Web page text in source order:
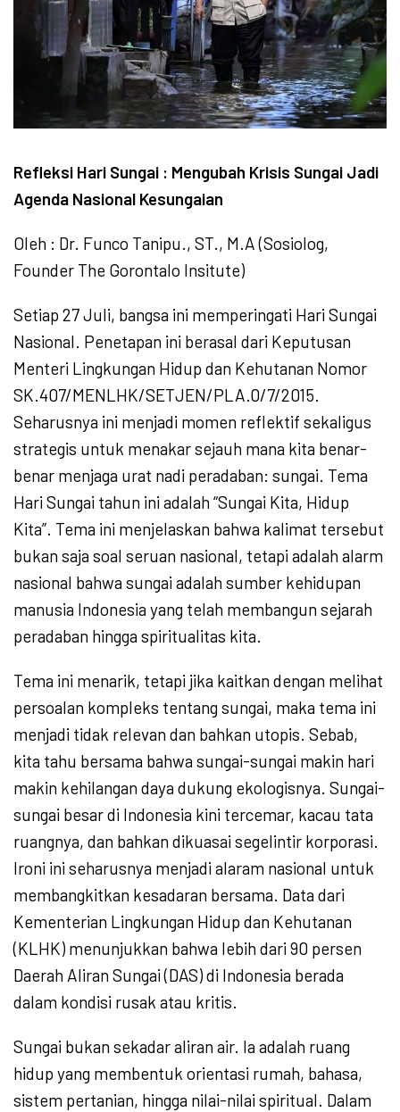
Refleksi Hari Sungai : Mengubah Krisis Sungai Jadi
Agenda Nasional Kesungaian
Oleh : Dr. Funco Tanipu., ST., M.A (Sosiolog,
Founder The Gorontalo Insitute)
Setiap 27 Juli, bangsa ini memperingati Hari Sungai
Nasional. Penetapan ini berasal dari Keputusan
Menteri Lingkungan Hidup dan Kehutanan Nomor
SK.407/MENLHK/SETJEN/PLA.0/7/2015.
Seharusnya ini menjadi momen reflektif sekaligus
strategis untuk menakar sejauh mana kita benar-
benar menjaga urat nadi peradaban: sungai. Tema
Hari Sungai tahun ini adalah “Sungai Kita, Hidup
Kita”. Tema ini menjelaskan bahwa kalimat tersebut
bukan saja soal seruan nasional, tetapi adalah alarm
nasional bahwa sungai adalah sumber kehidupan
manusia Indonesia yang telah membangun sejarah
peradaban hingga spiritualitas kita.
Tema ini menarik, tetapi jika kaitkan dengan melihat
persoalan kompleks tentang sungai, maka tema ini
menjadi tidak relevan dan bahkan utopis. Sebab,
kita tahu bersama bahwa sungai-sungai makin hari
makin kehilangan daya dukung ekologisnya. Sungai-
sungai besar di Indonesia kini tercemar, kacau tata
ruangnya, dan bahkan dikuasai segelintir korporasi.
Ironi ini seharusnya menjadi alaram nasional untuk
membangkitkan kesadaran bersama. Data dari
Kementerian Lingkungan Hidup dan Kehutanan
(KLHK) menunjukkan bahwa lebih dari 90 persen
Daerah Aliran Sungai (DAS) di Indonesia berada
dalam kondisi rusak atau kritis.
Sungai bukan sekadar aliran air. Ia adalah ruang
hidup yang membentuk orientasi rumah, bahasa,
sistem pertanian, hingga nilai-nilai spiritual. Dalam